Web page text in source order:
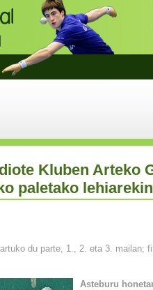
Kluben Arteko
paletako lehiarekin
du parte, 1., 2. eta 3. mailan;
Asteburu